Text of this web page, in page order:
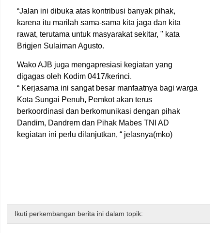
“Jalan ini dibuka atas kontribusi banyak pihak,
karena itu marilah sama-sama kita jaga dan kita
rawat, terutama untuk masyarakat sekitar, " kata
Brigjen Sulaiman Agusto.
Wako AJB juga mengapresiasi kegiatan yang
digagas oleh Kodim 0417/kerinci.
“ Kerjasama ini sangat besar manfaatnya bagi warga
Kota Sungai Penuh, Pemkot akan terus
berkoordinasi dan berkomunikasi dengan pihak
Dandim, Dandrem dan Pihak Mabes TNI AD
kegiatan ini perlu dilanjutkan, “ jelasnya(mko)
Ikuti perkembangan berita ini dalam topik: